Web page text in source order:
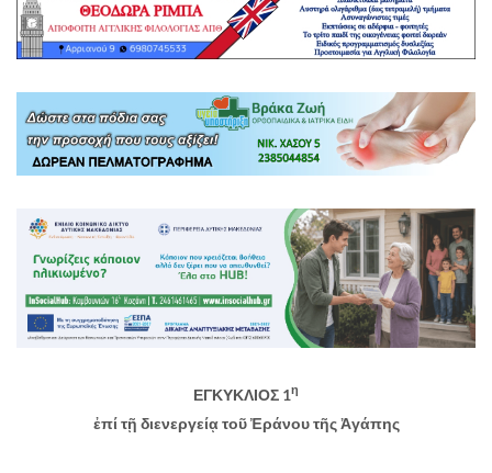
ΕΓΚΥΚΛΙΟΣ 1η
ἐπί τῇ διενεργείᾳ τοῦ Ἐράνου τῆς Ἀγάπης